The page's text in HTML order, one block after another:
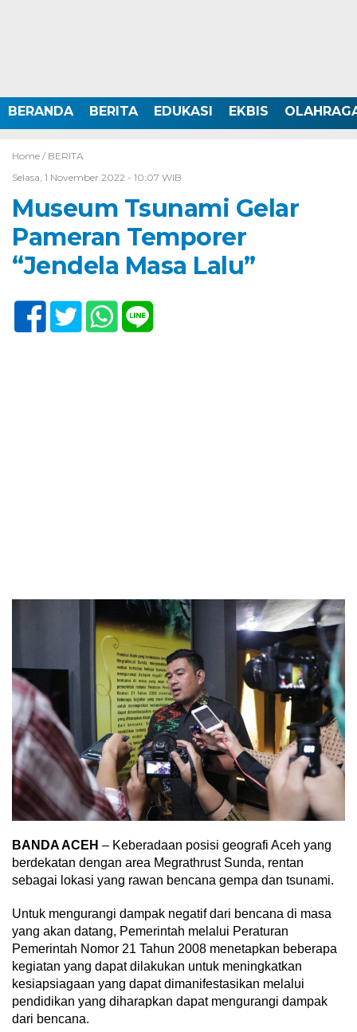
BERANDA BERITA EDUKASI EKBIS
Home / BERITA
Selasa, 1 November 2022 - 10:07 WIB
Museum Tsunami Gelar
Pameran Temporer
“Jendela Masa Lalu”
BANDA ACEH – Keberadaan posisi geografi Aceh yang
berdekatan dengan area Megrathrust Sunda, rentan
sebagai lokasi yang rawan bencana gempa dan tsunami.
Untuk mengurangi dampak negatif dari bencana di masa
yang akan datang, Pemerintah melalui Peraturan
Pemerintah Nomor 21 Tahun 2008 menetapkan beberapa
kegiatan yang dapat dilakukan untuk meningkatkan
kesiapsiagaan yang dapat dimanifestasikan melalui
pendidikan yang diharapkan dapat mengurangi dampak
dari bencana.